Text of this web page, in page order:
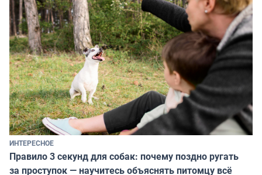
ИНТЕРЕСНОЕ
Правило 3 секунд для собак: почему поздно ругать
за проступок — научитесь объяснять питомцу всё